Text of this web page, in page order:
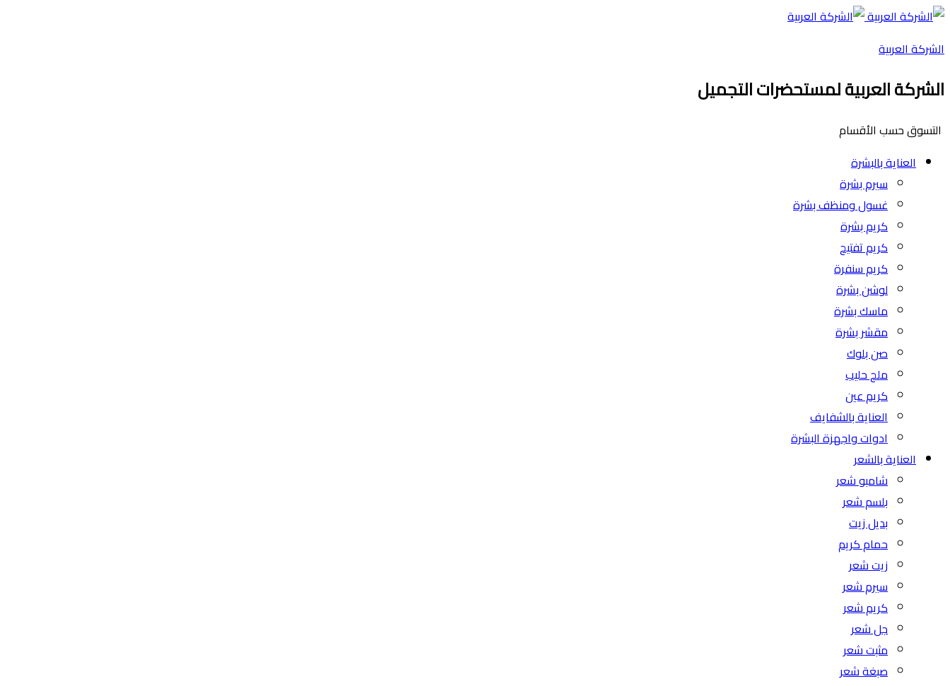
الشركة العربية
الشركة العربية لمستحضرات التجميل
التسوق حسب الأقسام
العناية بالبشرة
سيرم بشرة
غسول ومنظف بشرة
كريم بشرة
كريم تفتيح
كريم سنفرة
لوشن بشرة
ماسك بشرة
مقشر بشرة
صن بلوك
ملح حليب
كريم عين
العناية بالشفايف
ادوات واجهزة البشرة
العناية بالشعر
شامبو شعر
بلسم شعر
بديل زيت
حمام كريم
زيت شعر
سيرم شعر
كريم شعر
جل شعر
مثبت شعر
صبغة شعر